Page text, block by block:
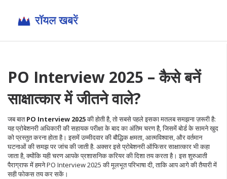
PO Interview 2025 – कैसे बनें
साक्षात्कार में जीतने वाले?
जब बातPO Interview 2025की होती है, तो सबसे पहले इसका मतलब समझना ज़रूरी है:
यह प्रोबेशनरी अधिकारी की सहायक परीक्षा के बाद का अंतिम चरण है, जिसमें बोर्ड के सामने खुद
को प्रस्तुत करना होता है।इसमें उम्मीदवार की बौद्धिक क्षमता, आत्मविश्वास, और वर्तमान
घटनाओं की समझ पर जांच की जाती है. अक्सर इसेप्रोबेशनरी ऑफिसर साक्षात्कारभी कहा
जाता है, क्योंकि यही चरण आपके प्रशासनिक करियर की दिशा तय करता है। इस शुरुआती
पैराग्राफ में हमने PO Interview 2025 की मूलभूत परिभाषा दी, ताकि आप आगे की तैयारी में
सही फोकस तय कर सकें।